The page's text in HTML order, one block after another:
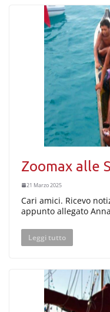
Zoomax alle
21 Marzo 2025
Cari amici. Ricevo
appunto allegato
Leggi tutto